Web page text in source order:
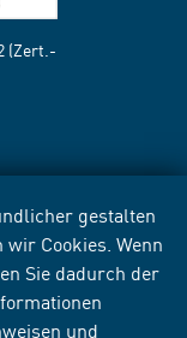
gestalten
Cookies. Wenn
Sie dadurch der
und
(Zert.-